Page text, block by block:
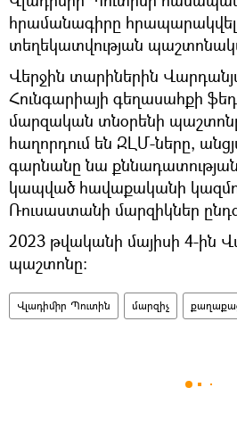
հրամանագիրը
տեղեկատվության
Վերջին տարիներին
Հունգարիայի գեղասահքի
մարզական տնօրենի
հաղորդում են ԶԼՄ-ները,
գարնանը նա քննադատության
կապված հավաքականի
Ռուսաստանի մարզիկներ
2023 թվականի մայիսի 4-ին
պաշտոնը։
Վլադիմիր Պուտին մարզիչ